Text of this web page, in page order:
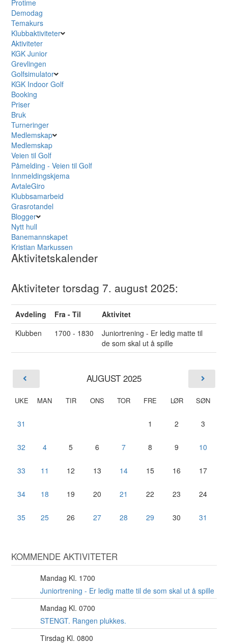
Protime
Demodag
Temakurs
Klubbaktiviteter
Aktiviteter
KGK Junior
Grevlingen
Golfsimulator
KGK Indoor Golf
Booking
Priser
Bruk
Turneringer
Medlemskap
Medlemskap
Veien til Golf
Påmelding - Veien til Golf
Innmeldingskjema
AvtaleGiro
Klubbsamarbeid
Grasrotandel
Blogger
Nytt hull
Banemannskapet
Kristian Markussen
Aktivitetskalender
Aktiviteter torsdag 7. august 2025:
Avdeling Fra - Til
Aktivitet
Klubben
1700 - 1830
Juniortrening - Er ledig matte til
de som skal ut å spille
AUGUST 2025
UKE MAN TIR ONS TOR FRE LØR SØN
31 1 2 3
32 4 5 6 7 8 9 10
33 11 12 13 14 15 16 17
34 18 19 20 21 22 23 24
35 25 26 27 28 29 30 31
KOMMENDE AKTIVITETER
Mandag Kl. 1700
Juniortrening - Er ledig matte til de som skal ut å spille
Mandag Kl. 0700
STENGT. Rangen plukkes.
Tirsdag Kl. 0800